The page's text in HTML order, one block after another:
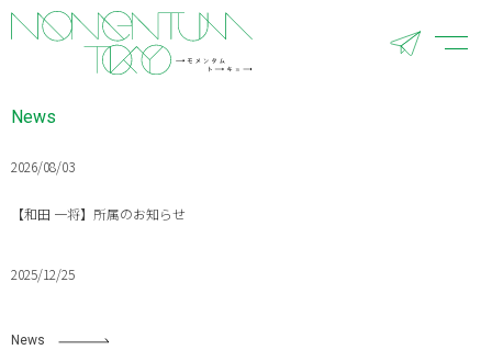
News
2026/08/03
【和田 一将】所属のお知らせ
2025/12/25
News